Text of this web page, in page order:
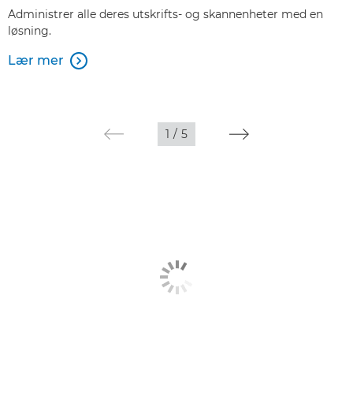
Administrer alle deres utskrifts- og skannenheter med en
løsning.
Lær mer 
1 / 5